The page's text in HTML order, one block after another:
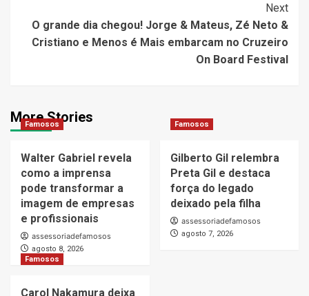
Next
O grande dia chegou! Jorge & Mateus, Zé Neto &
Cristiano e Menos é Mais embarcam no Cruzeiro
On Board Festival
More Stories
Famosos
Walter Gabriel revela
como a imprensa
pode transformar a
imagem de empresas
e profissionais
assessoriadefamosos
agosto 8, 2026
Famosos
Gilberto Gil relembra
Preta Gil e destaca
força do legado
deixado pela filha
assessoriadefamosos
agosto 7, 2026
Famosos
Carol Nakamura deixa